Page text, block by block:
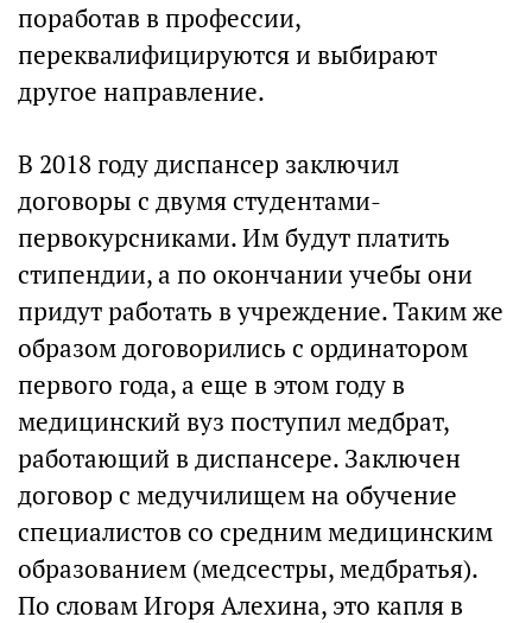
поработав в профессии,
переквалифицируются и выбирают
другое направление.
В 2018 году диспансер заключил
договоры с двумя студентами-
первокурсниками. Им будут платить
стипендии, а по окончании учебы они
придут работать в учреждение. Таким же
образом договорились с ординатором
первого года, а еще в этом году в
медицинский вуз поступил медбрат,
работающий в диспансере. Заключен
договор с медучилищем на обучение
специалистов со средним медицинским
образованием (медсестры, медбратья).
По словам Игоря Алехина, это капля в